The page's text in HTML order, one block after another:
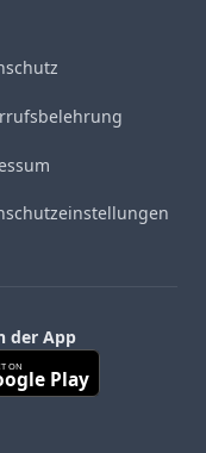
der App
ON Play